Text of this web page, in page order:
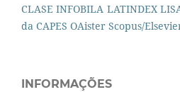
CLASE INFOBILA LATINDEX
da CAPES OAister Scopus/
INFORMAÇÕES